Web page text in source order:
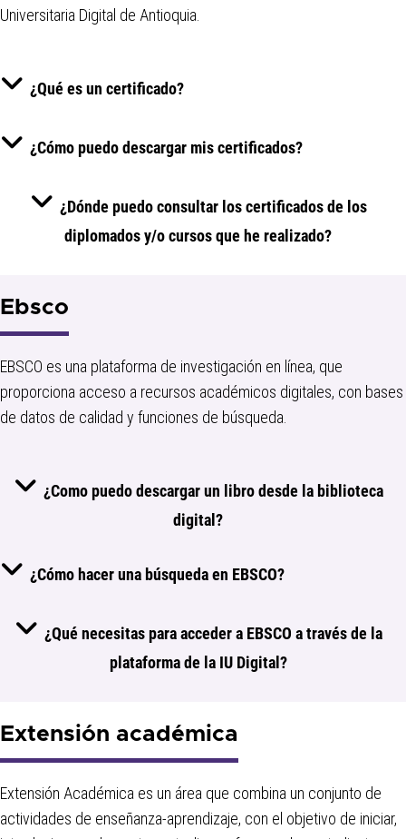
Universitaria Digital de Antioquia.
¿Qué es un certificado?
¿Cómo puedo descargar mis certificados?
¿Dónde puedo consultar los certificados de los
diplomados y/o cursos que he realizado?
Ebsco
EBSCO es una plataforma de investigación en línea, que
proporciona acceso a recursos académicos digitales, con bases
de datos de calidad y funciones de búsqueda.
¿Como puedo descargar un libro desde la biblioteca
digital?
¿Cómo hacer una búsqueda en EBSCO?
¿Qué necesitas para acceder a EBSCO a través de la
plataforma de la IU Digital?
Extensión académica
Extensión Académica es un área que combina un conjunto de
actividades de enseñanza-aprendizaje, con el objetivo de iniciar,